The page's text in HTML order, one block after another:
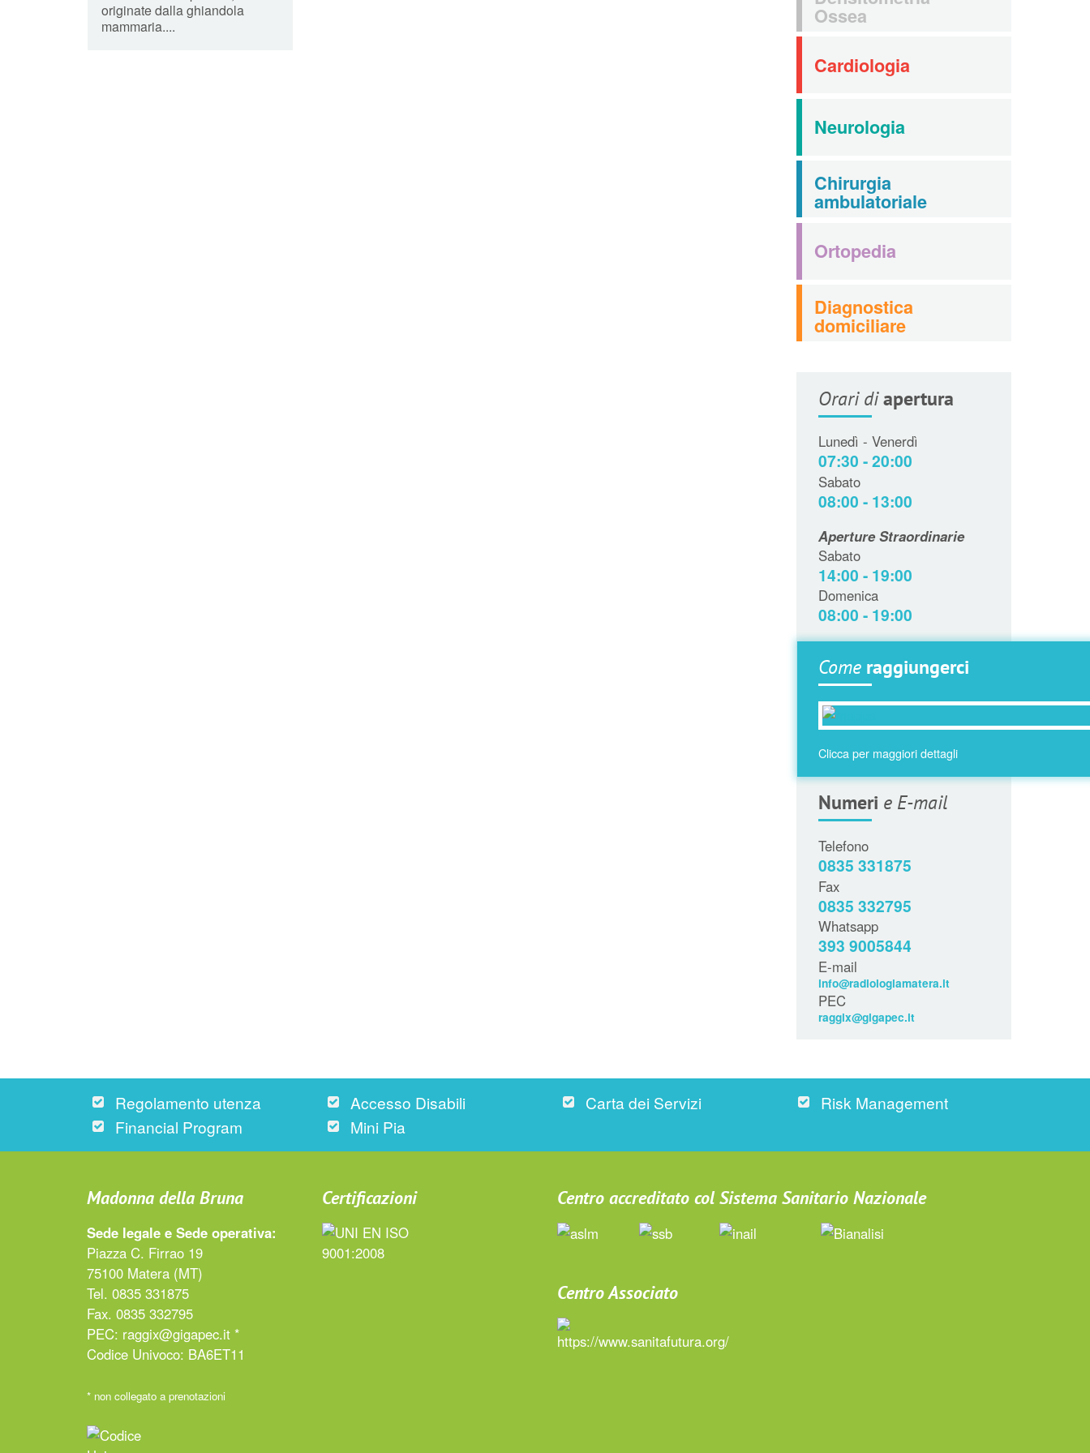
originate dalla ghiandola
mammaria....
Ossea
Cardiologia
Neurologia
Chirurgia
ambulatoriale
Ortopedia
Diagnostica
domiciliare
Orari diapertura
Lunedì - Venerdì
07:30 - 20:00
Sabato
08:00 - 13:00
Aperture Straordinarie
Sabato
14:00 - 19:00
Domenica
08:00 - 19:00
Come raggiungerci
Clicca per maggiori dettagli
Numeri e E-mail
Telefono
0835 331875
Fax
0835 332795
Whatsapp
393 9005844
E-mail
info@radiologiamatera.it
PEC
raggix@gigapec.it
Regolamento utenza Accesso Disabili Carta dei Servizi
Risk Management
Financial Program
Mini Pia
Madonna della Bruna
Sede legale e Sede operativa:
Piazza C. Firrao 19
75100 Matera (MT)
Tel. 0835 331875
Fax. 0835 332795
PEC: raggix@gigapec.it *
Codice Univoco: BA6ET11
* non collegato a prenotazioni
Certificazioni Centro accreditato col Sistema Sanitario Nazionale
Centro Associato